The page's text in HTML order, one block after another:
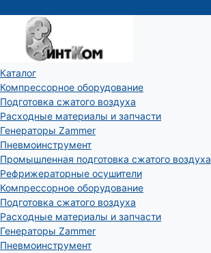
Каталог
Компрессорное оборудование
Подготовка сжатого воздуха
Расходные материалы и запчасти
Генераторы Zammer
Пневмоинструмент
Промышленная подготовка сжатого воздуха
Рефрижераторные осушители
Компрессорное оборудование
Подготовка сжатого воздуха
Расходные материалы и запчасти
Генераторы Zammer
Пневмоинструмент